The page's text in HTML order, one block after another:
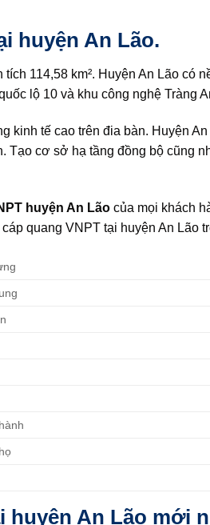
huyện An Lão.
114,58 km². Huyện An Lão có
lộ 10 và khu công nghệ Tràng
kinh tế cao trên đia bàn. Huyện
Tạo cơ sở hạ tầng đồng bộ cũng
huyện An Lão của mọi khách
quang VNPT tại huyện An Lão
huyện An Lão mới